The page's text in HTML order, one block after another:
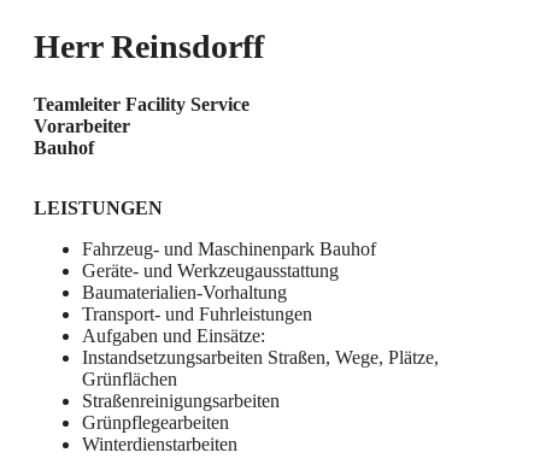
Herr Reinsdorff
Teamleiter Facility Service
Vorarbeiter
Bauhof
LEISTUNGEN
Fahrzeug- und Maschinenpark Bauhof
Geräte- und Werkzeugausstattung
Baumaterialien-Vorhaltung
Transport- und Fuhrleistungen
Aufgaben und Einsätze:
Instandsetzungsarbeiten Straßen, Wege, Plätze,
Grünflächen
Straßenreinigungsarbeiten
Grünpflegearbeiten
Winterdienstarbeiten